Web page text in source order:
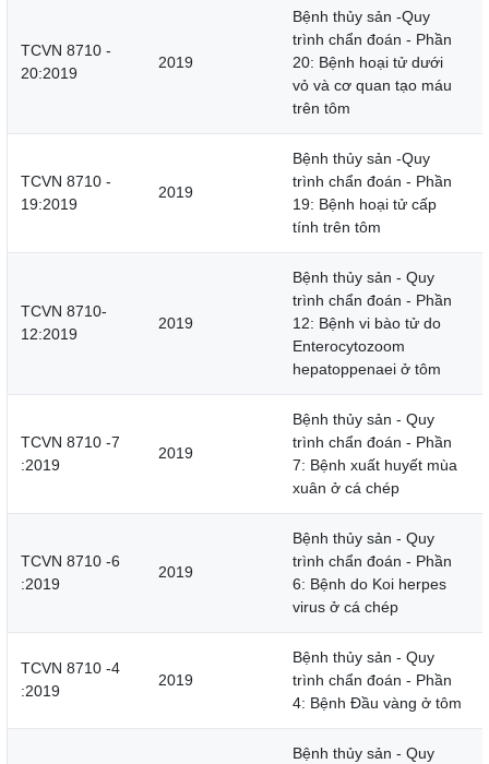
TCVN 8710 -
20:2019
2019
Bệnh thủy sản -Quy
trình chẩn đoán - Phần
20: Bệnh hoại tử dưới
vỏ và cơ quan tạo máu
trên tôm
TCVN 8710 -
19:2019
2019
Bệnh thủy sản -Quy
trình chẩn đoán - Phần
19: Bệnh hoại tử cấp
tính trên tôm
TCVN 8710-
12:2019
2019
Bệnh thủy sản - Quy
trình chẩn đoán - Phần
12: Bệnh vi bào tử do
Enterocytozoom
hepatoppenaei ở tôm
TCVN 8710 -7
:2019
2019
Bệnh thủy sản - Quy
trình chẩn đoán - Phần
7: Bệnh xuất huyết mùa
xuân ở cá chép
TCVN 8710 -6
:2019
2019
Bệnh thủy sản - Quy
trình chẩn đoán - Phần
6: Bệnh do Koi herpes
virus ở cá chép
TCVN 8710 -4
:2019
2019
Bệnh thủy sản - Quy
trình chẩn đoán - Phần
4: Bệnh Đầu vàng ở tôm
Bệnh thủy sản - Quy